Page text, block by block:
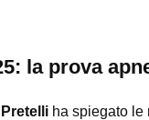
la prova
ha spiegato le